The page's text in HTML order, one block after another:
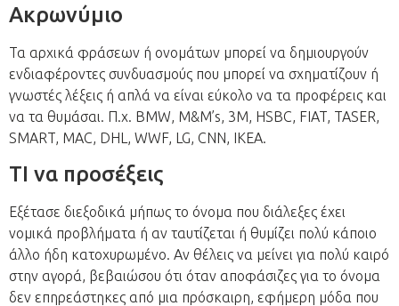
Ακρωνύμιο
Τα αρχικά φράσεων ή ονομάτων μπορεί να δημιουργούν
ενδιαφέροντες συνδυασμούς που μπορεί να σχηματίζουν ή
γνωστές λέξεις ή απλά να είναι εύκολο να τα προφέρεις και
να τα θυμάσαι. Π.χ. BMW, M&M’s, 3M, HSBC, FIAT, TASER,
SMART, MAC, DHL, WWF, LG, CNN, IKEA.
ΤI να προσέξεις
Εξέτασε διεξοδικά μήπως το όνομα που διάλεξες έχει
νομικά προβλήματα ή αν ταυτίζεται ή θυμίζει πολύ κάποιο
άλλο ήδη κατοχυρωμένο. Αν θέλεις να μείνει για πολύ καιρό
στην αγορά, βεβαιώσου ότι όταν αποφάσιζες για το όνομα
δεν επηρεάστηκες από μια πρόσκαιρη, εφήμερη μόδα που